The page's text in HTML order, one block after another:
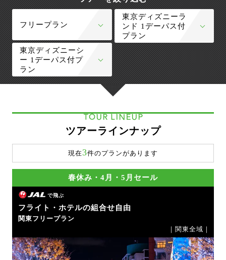
フリープラン
東京ディズニーラ
ンド 1デーパス付
プラン
東京ディズニーシ
ー 1デーパス付プ
ラン
TOUR LINEUP
ツアーラインナップ
現在3件のプランがあります
春休み・4月・5月セール
で飛ぶ
フライト・ホテルの組合せ自由
関東フリープラン
｜関東全域｜